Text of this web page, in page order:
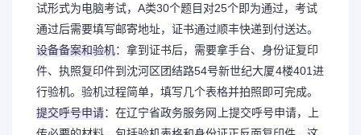
试形式为电脑考试，A类30个题目对25个即为通过，考试
通过后需要填写邮寄地址，证书通过顺丰快递到付送达‌。
设备备案和验机‌：拿到证书后，需要拿手台、身份证复印
件、执照复印件到沈河区团结路54号新世纪大厦4楼401进
行验机。验机过程简单，填写几个表格并拍照即可完成‌。
提交呼号申请‌：在辽宁省政务服务网
上提交呼号申请，上